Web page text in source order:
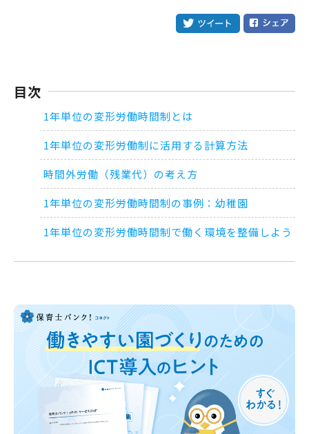
目次
1年単位の変形労働時間制とは
1年単位の変形労働制に活用する計算方法
時間外労働（残業代）の考え方
1年単位の変形労働時間制の事例：幼稚園
1年単位の変形労働時間制で働く環境を整備しよう